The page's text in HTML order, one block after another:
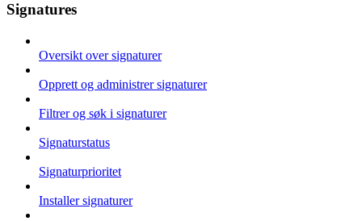
Signatures
Oversikt over signaturer
Opprett og administrer signaturer
Filtrer og søk i signaturer
Signaturstatus
Signaturprioritet
Installer signaturer